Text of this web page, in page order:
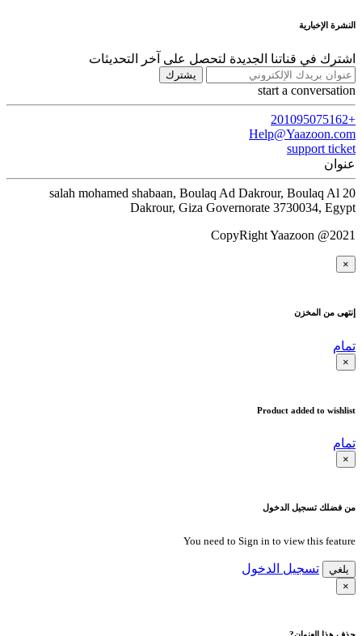
النشرة الإخبارية
اشترك في قناتنا الجديدة لتحصل على آخر التحديثات
يشترك
start a conversation
+201095075162
Help@Yaazoon.com
support ticket
عنوان
20 salah mohamed shabaan, Boulaq Ad Dakrour, Boulaq Al
Dakrour, Giza Governorate 3730034, Egypt
CopyRight Yaazoon @2021
×
إنتهى من المخزن
تمام
×
Product added to wishlist
تمام
×
من فضلك تسجيل الدخول
You need to Sign in to view this feature
يلغي تسجيل الدخول
×